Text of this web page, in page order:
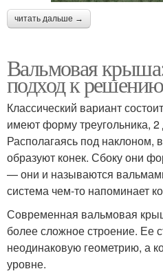
читать дальше →
Вальмовая
подход к
Классический вариант
имеют форму треугольника,
Располагаясь под наклоном,
образуют конек. Сбоку они
— они и называются
система чем-то напоминает
Современная вальмовая
более сложное строение. Ее
неодинаковую геометрию, а
уровне.